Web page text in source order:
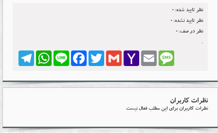
نظر تایید شده:0
نظر تایید نشده:0
نظر در صف:0
TelegramWhatsApp LineFacebook Twitter Gmail
Yahoo
Email Message
نظرات کاربران
نظرات کاربران برای این مطلب فعال نیست